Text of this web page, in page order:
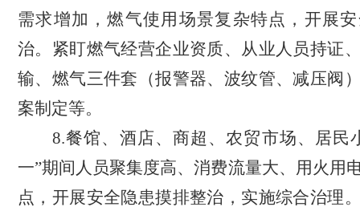
需求增加，燃气使用场景复杂特点，开展
治。紧盯燃气经营企业资质、从业人员持证
输、燃气三件套（报警器、波纹管、减压阀
案制定等。
8.餐馆、酒店、商超、农贸市场、居民
一”期间人员聚集度高、消费流量大、用火用
点，开展安全隐患摸排整治，实施综合治理